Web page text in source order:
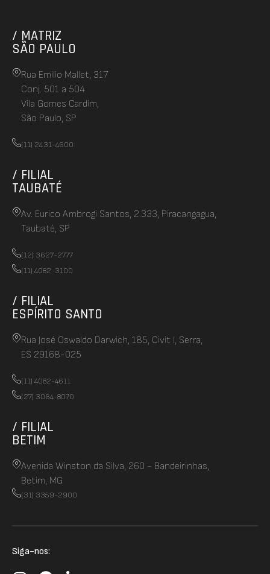
/ MATRIZ
SÃO PAULO
Rua Emilio Mallet, 317
Conj. 501 a 504
Vila Gomes Cardim,
São Paulo, SP
(11) 2431-4600
/ FILIAL
TAUBATÉ
Av. Eurico Ambrogi Santos, 2.333, Piracangagua,
Taubaté, SP
(12) 3627-2777
(11) 4082-3100
/ FILIAL
ESPÍRITO SANTO
Rua José Oswaldo Darwich, 185, Civit I, Serra,
ES 29168-025
(11) 4082-4611
(27) 3064-8070
/ FILIAL
BETIM
Avenida Winston da Silva, 260 - Bandeirinhas,
Betim, MG
(31) 3359-2900
Siga-nos: